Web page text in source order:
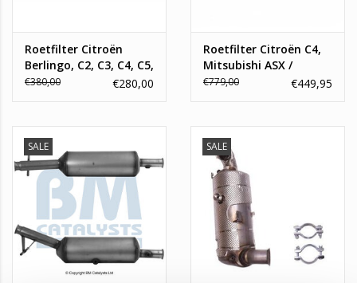
Roetfilter Citroën
Berlingo, C2, C3, C4, C5,
Peugeot 207, 307,
€380,00 €280,00
Roetfilter Citroën C4,
Mitsubishi ASX /
Outlander 3
€779,00 €449,95
SALE SALE